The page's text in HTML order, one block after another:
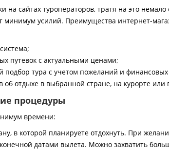
сайтах туроператоров, тратя на это
минимум усилий. Преимущества интернет-
путевок с актуальными ценами;
тура с учетом пожеланий и
об отдыхе в выбранной стране, на курорте или
процедуры
времени:
в которой планируете отдохнуть. При
датами вылета. Можно захватить